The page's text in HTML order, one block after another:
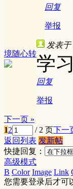
回复
举报
境随心转
发表于
学习
回复
举报
下一页 »
12 / 2 页下一
返回列表 发新帖
快捷回复：
高级模式
B Color Image Link
您需要登录后才可